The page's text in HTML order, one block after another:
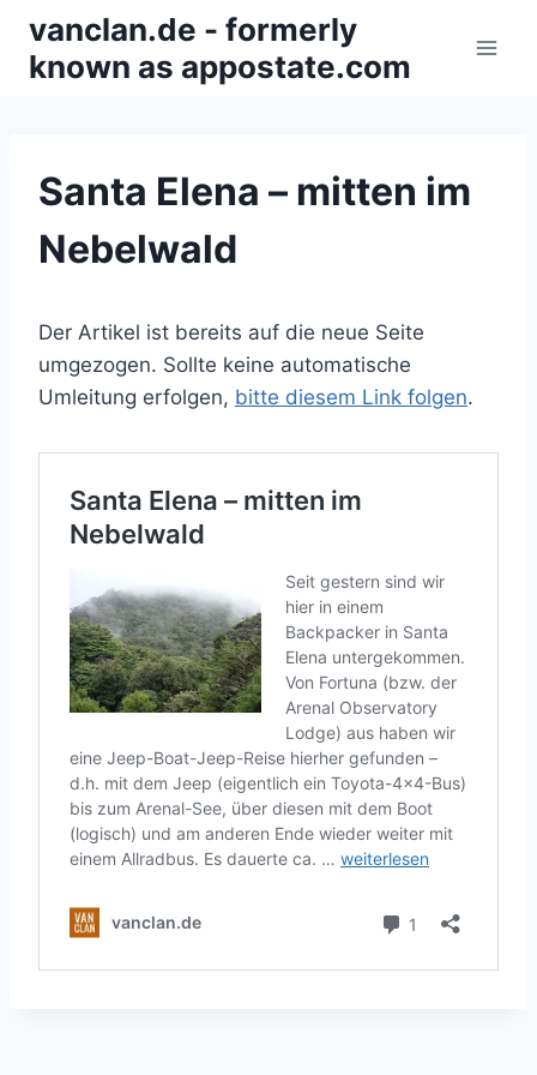
Inhalt
springen
vanclan.de - formerly
known as appostate.com
Santa Elena – mitten im
Nebelwald
Der Artikel ist bereits auf die neue Seite
umgezogen. Sollte keine automatische
Umleitung erfolgen, bitte diesem Link folgen.